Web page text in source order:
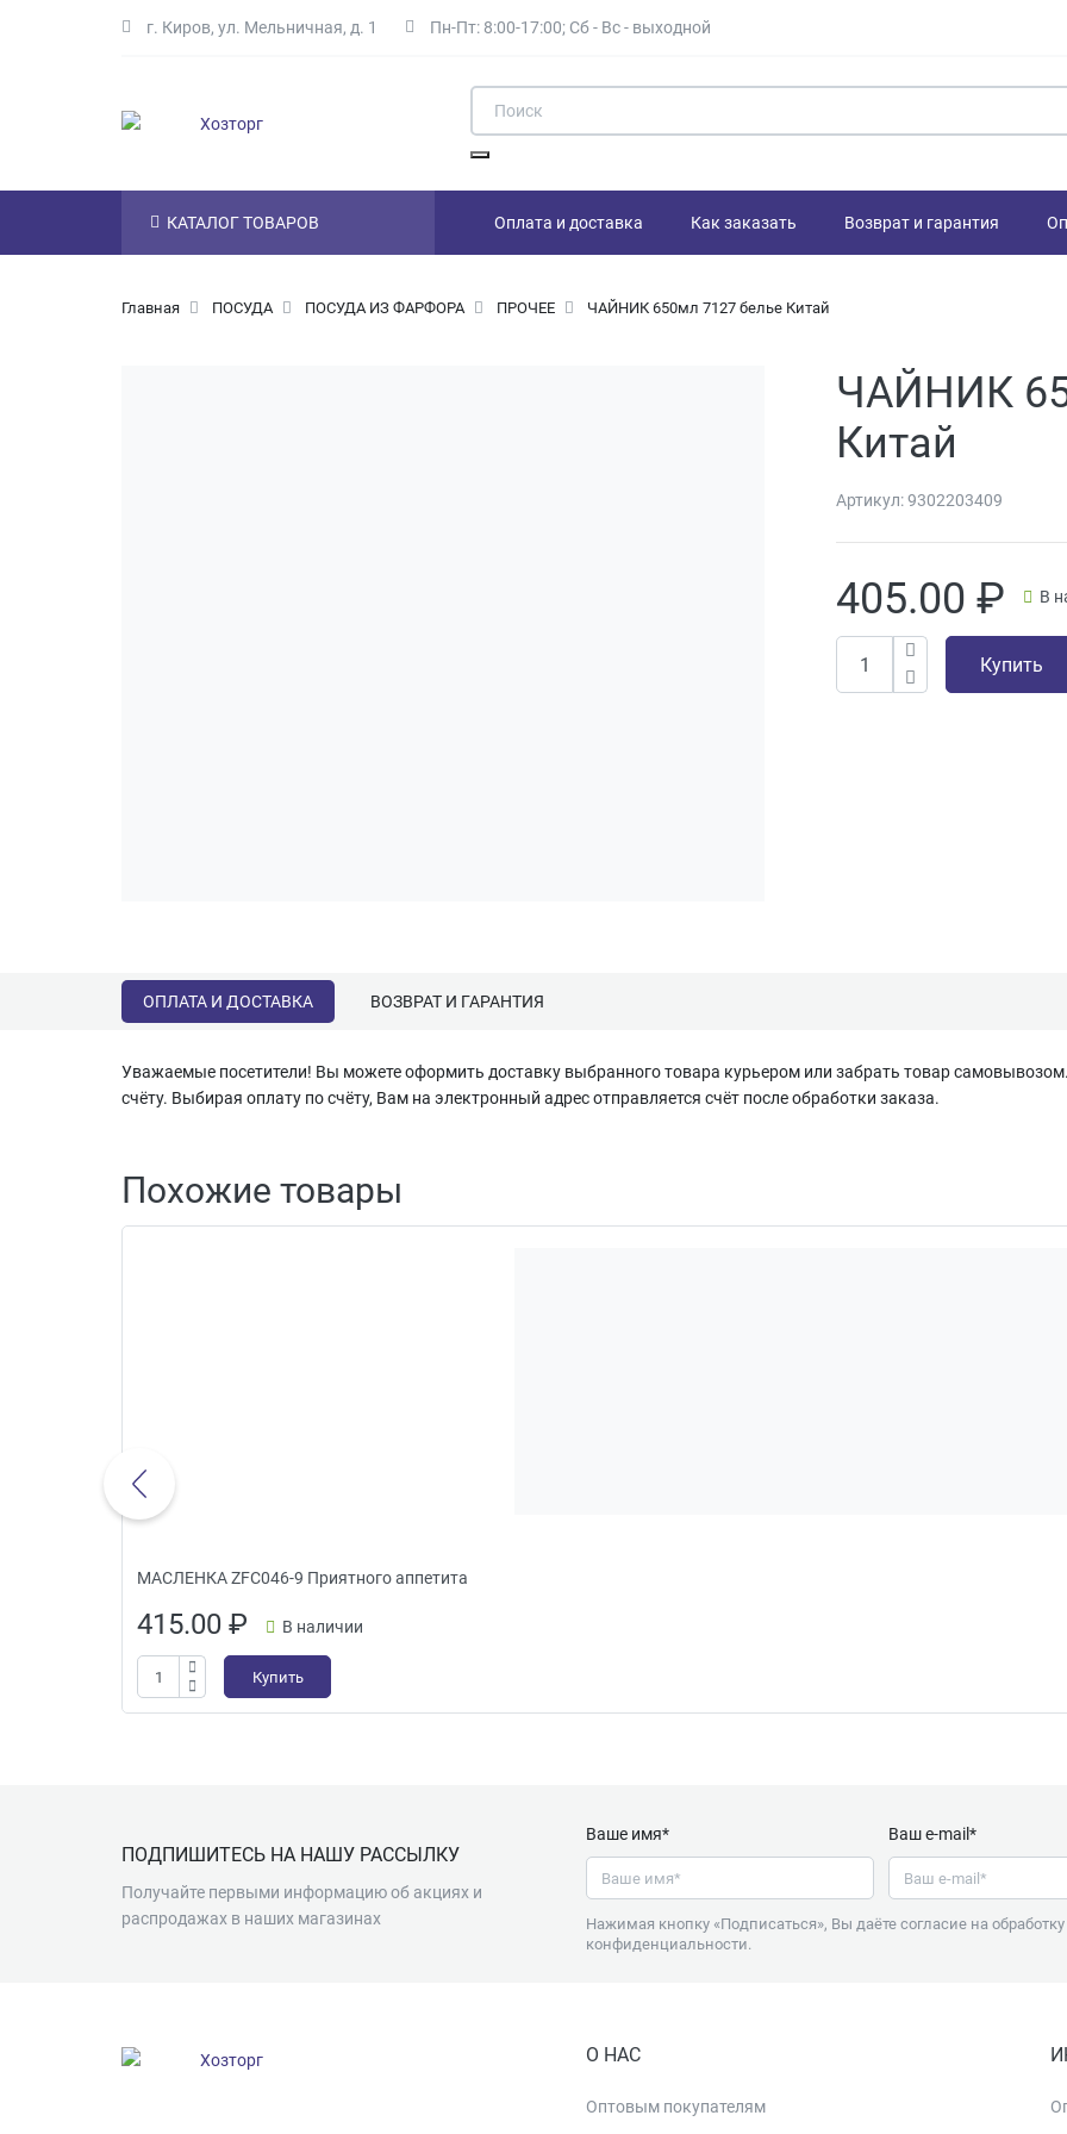
Skip to main content
г. Киров, ул. Мельничная, д. 1 Пн-Пт: 8:00-17:00; Сб - Вс - выходной
НавигацияКАТАЛОГ ТОВАРОВ Оплата и доставка Как заказать Возврат и гарантия
Главная ПОСУДА ПОСУДА ИЗ ФАРФОРА ПРОЧЕЕ ЧАЙНИК 650мл 7127 белье Китай
ЧАЙНИК
Китай
Артикул:9302203409
405.00 ₽ В
Купить
ОПЛАТА И ДОСТАВКА ВОЗВРАТ И ГАРАНТИЯ
Уважаемые посетители! Вы можете оформить доставку выбранного товара курьером или забрать товар
счёту. Выбирая оплату по счёту, Вам на электронный адрес отправляется счёт после обработки заказа.
Похожие товары
МАСЛЕНКА ZFC046-9 Приятного аппетита
415.00₽ В наличии
Купить
ПОДПИШИТЕСЬ НА НАШУ РАССЫЛКУ
Получайте первыми информацию об акциях и
распродажах в наших магазинах
Ваше имя* Ваш e-mail*
Нажимая кнопку «Подписаться», Вы даёте согласие на
конфиденциальности.
О НАС
Оптовым покупателям